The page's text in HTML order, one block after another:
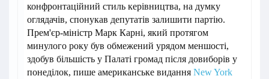
конфронтаційний стиль керівництва, на думку
оглядачів, спонукав депутатів залишити партію.
Прем'єр-міністр Марк Карні, який протягом
минулого року був обмежений урядом меншості,
здобув більшість у Палаті громад після довиборів у
понеділок, пише американське видання New York